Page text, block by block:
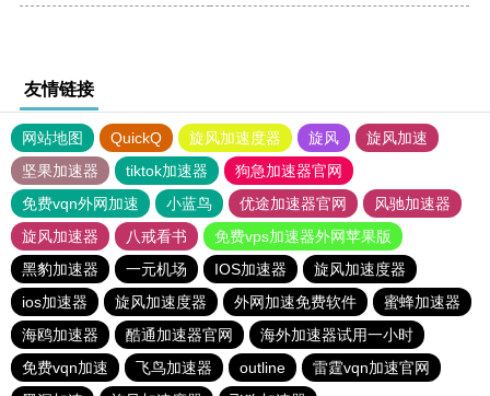
友情链接
网站地图 QuickQ 旋风加速度器 旋风
旋风加速
坚果加速器
tiktok加速器
狗急加速器官网
免费vqn外网加速
小蓝鸟 优途加速器官网
风驰加速器
旋风加速器
八戒看书
免费vps加速器外网苹果版
黑豹加速器
一元机场 IOS加速器
旋风加速度器
ios加速器
旋风加速度器 外网加速免费软件
蜜蜂加速器
海鸥加速器
酷通加速器官网
海外加速器试用一小时
免费vqn加速
飞鸟加速器 outline
雷霆vqn加速官网